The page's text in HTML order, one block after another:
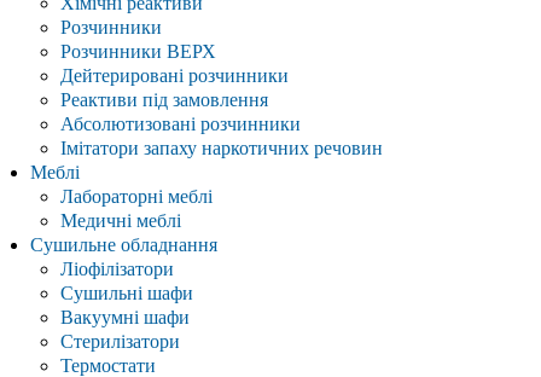
Розчинники
Розчинники ВЕРХ
Дейтерировані розчинники
Реактиви під замовлення
Абсолютизовані розчинники
Імітатори запаху наркотичних речовин
Меблі
Лабораторні меблі
Медичні меблі
Сушильне обладнання
Ліофілізатори
Сушильні шафи
Вакуумні шафи
Стерилізатори
Термостати